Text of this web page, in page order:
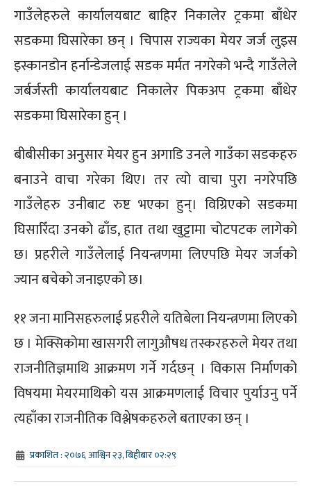
गाउँलेहरुले कार्यालयबाट बाहिर निकालेर ट्रकमा बाँधेर
सडकमा घिसारेका छन् । चिपास राज्यका मेयर जर्ज लुइस
इस्कानडोन हर्नान्डेजलाई सडक मर्मत नगरेको भन्दै गाउँलेले
जर्बर्जस्ती कार्यालयबाट निकालेर पिकअप ट्रकमा बाँधेर
सडकमा घिसारेका हुन् ।
बीबीसीका अनुसार मेयर हुन अगाडि उनले गाउँका सडकहरु
बनाउने वाचा गरेका थिए। तर त्यो वाचा पुरा नगरेपछि
गाउँलेहरु उनीबाट रुष्ट भएका हुन्। विग्रिएको सडकमा
घिसारिँदा उनको ढाँड, हात तथा खुट्टामा चोटपटक लागेको
छ। प्रहरीले गाउँलेलाई नियन्त्रणमा लिएपछि मेयर जर्जको
ज्यान बचेको जनाइएको छ।
११ जना मानिसहरुलाई प्रहरीले यतिबेला नियन्त्रणमा लिएको
छ । मेक्सिकोमा खासगरी लागुऔषध तस्करहरुले मेयर तथा
राजनीतिज्ञमाथि आक्रमण गर्ने गर्दछन् । विकास निर्माणको
विषयमा मेयरमाथिको यस आक्रमणलाई विचार पुर्याउनु पर्ने
त्यहाँका राजनीतिक विश्लेषकहरुले बताएका छन् ।
प्रकाशित : २०७६ आश्विन २३, बिहीबार ०२:२९